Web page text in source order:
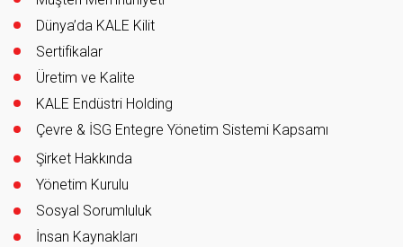
Dünya’da KALE Kilit
Sertifikalar
Üretim ve Kalite
KALE Endüstri Holding
Çevre & İSG Entegre Yönetim Sistemi Kapsamı
Şirket Hakkında
Yönetim Kurulu
Sosyal Sorumluluk
İnsan Kaynakları